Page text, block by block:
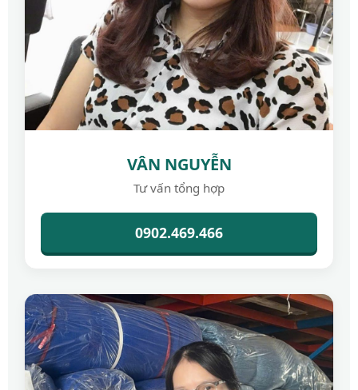
VÂN NGUYỄN
Tư vấn tổng hợp
0902.469.466